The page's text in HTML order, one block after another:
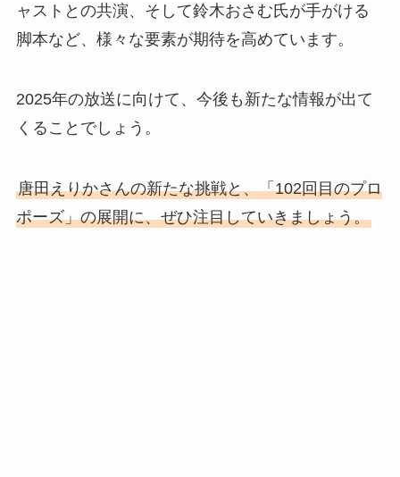
ャストとの共演、そして鈴木おさむ氏が手がける
脚本など、様々な要素が期待を高めています。
2025年の放送に向けて、今後も新たな情報が出て
くることでしょう。
唐田えりかさんの新たな挑戦と、「102回目のプロ
ポーズ」の展開に、ぜひ注目していきましょう。